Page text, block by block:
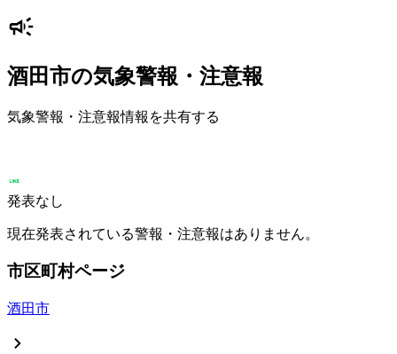
酒田市の気象警報・注意報
気象警報・注意報情報を共有する
発表なし
現在発表されている警報・注意報はありません。
市区町村ページ
酒田市